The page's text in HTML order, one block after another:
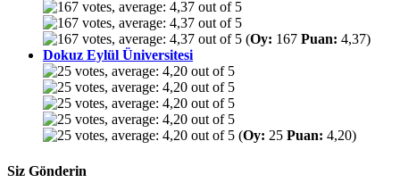
(Oy: 167 Puan: 4,37)
Dokuz Eylül Üniversitesi
(Oy: 25 Puan: 4,20)
Siz Gönderin